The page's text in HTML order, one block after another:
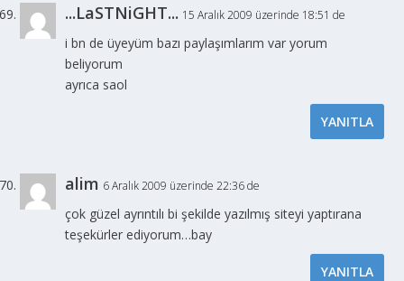
...LaSTNiGHT... 15 Aralık 2009 üzerinde 18:51 de
i bn de üyeyüm bazı paylaşımlarım var yorum
beliyorum
ayrıca saol
YANITLA
alim 6 Aralık 2009 üzerinde 22:36 de
çok güzel ayrıntılı bi şekilde yazılmış siteyi yaptırana
teşekürler ediyorum…bay
YANITLA